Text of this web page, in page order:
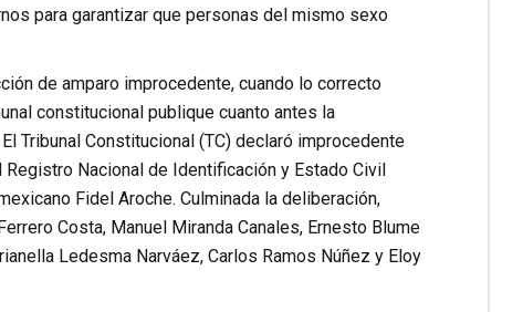
para garantizar que personas del mismo sexo
de amparo improcedente, cuando lo correcto
constitucional publique cuanto antes la
Tribunal Constitucional (TC) declaró improcedente
Nacional de Identificación y Estado Civil
Fidel Aroche. Culminada la deliberación,
Costa, Manuel Miranda Canales, Ernesto Blume
Ledesma Narváez, Carlos Ramos Núñez y Eloy